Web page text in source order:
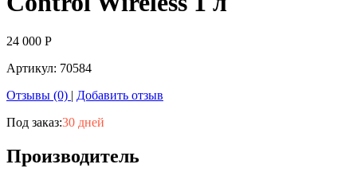
24 000 Р
Артикул: 70584
Отзывы (0) | Добавить отзыв
Под заказ:30 дней
Производитель